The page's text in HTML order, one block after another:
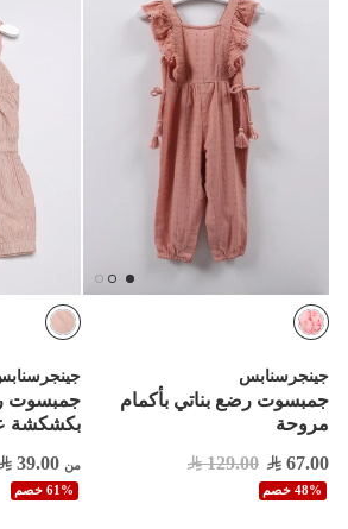
جينجرسنابس
جمبسوت رضع بناتي بأكمام
مروحة
67.00
129.00
48% خصم
جمبسوت
بكشكشة
من 39.00
61% خصم